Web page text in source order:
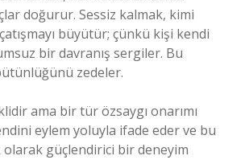
doğurur. Sessiz kalmak, kimi
büyütür; çünkü kişi kendi
bir davranış sergiler. Bu
zedeler.
ama bir tür özsaygı onarımı
eylem yoluyla ifade eder ve bu
güçlendirici bir deneyim